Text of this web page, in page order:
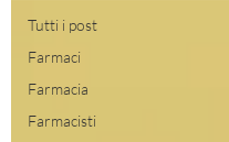
Tutti i post
Farmaci
Farmacia
Farmacisti